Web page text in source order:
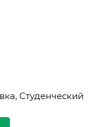
Студенческий